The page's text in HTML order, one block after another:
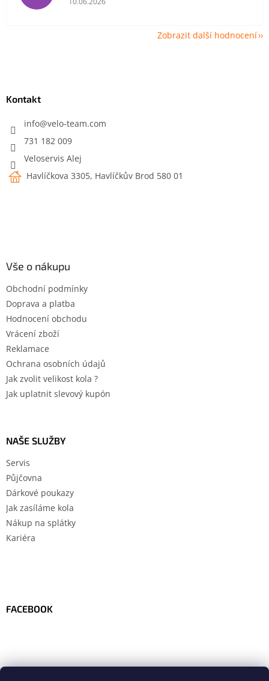
Zobrazit další hodnocení
Kontakt
info@velo-team.com
731 182 009
Veloservis Alej
Havlíčkova 3305, Havlíčkův Brod 580 01
Vše o nákupu
Obchodní podmínky
Doprava a platba
Hodnocení obchodu
Vrácení zboží
Reklamace
Ochrana osobních údajů
Jak zvolit velikost kola ?
Jak uplatnit slevový kupón
NAŠE SLUŽBY
Servis
Půjčovna
Dárkové poukazy
Jak zasíláme kola
Nákup na splátky
Kariéra
FACEBOOK